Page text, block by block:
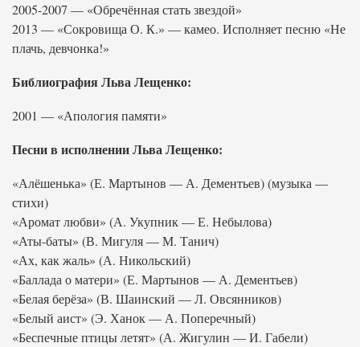
2005-2007 — «Обречённая стать звездой»
2013 — «Сокровища О. К.» — камео. Исполняет песню «Не
плачь, девчонка!»
Библиография Льва Лещенко:
2001 — «Апология памяти»
Песни в исполнении Льва Лещенко:
«Алёшенька» (Е. Мартынов — А. Дементьев) (музыка —
стихи)
«Аромат любви» (А. Укупник — Е. Небылова)
«Аты-баты» (В. Мигуля — М. Танич)
«Ах, как жаль» (А. Никольский)
«Баллада о матери» (Е. Мартынов — А. Дементьев)
«Белая берёза» (В. Шаинский — Л. Овсянников)
«Белый аист» (Э. Ханок — А. Поперечный)
«Беспечные птицы летят» (А. Жигулин — И. Габели)